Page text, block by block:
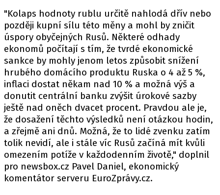
"Kolaps hodnoty rublu určitě nahlodá dřív nebo
později kupní sílu této měny a mohl by zničit
úspory obyčejných Rusů. Některé odhady
ekonomů počítají s tím, že tvrdé ekonomické
sankce by mohly jenom letos způsobit snížení
hrubého domácího produktu Ruska o 4 až 5 %,
inflaci dostat někam nad 10 % a možná výš a
donutit centrální banku zvýšit úrokové sazby
ještě nad oněch dvacet procent. Pravdou ale je,
že dosažení těchto výsledků není otázkou hodin,
a zřejmě ani dnů. Možná, že to lidé zvenku zatím
tolik nevidí, ale i stále víc Rusů začíná mít kvůli
omezením potíže v každodenním životě," doplnil
pro newsbox.cz Pavel Daniel, ekonomický
komentátor serveru EuroZprávy.cz.